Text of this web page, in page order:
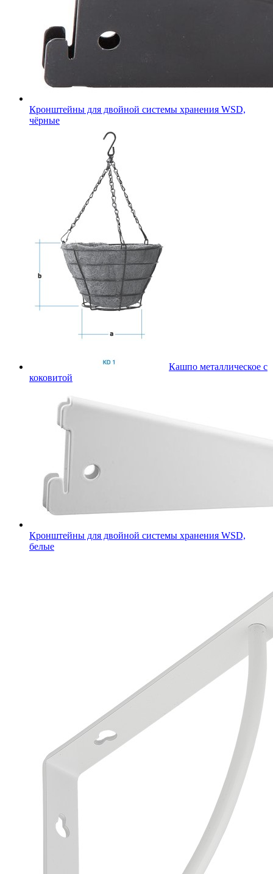
Кронштейны для двойной системы хранения WSD,
чёрные
Кашпо металлическое с
коковитой
Кронштейны для двойной системы хранения WSD,
белые